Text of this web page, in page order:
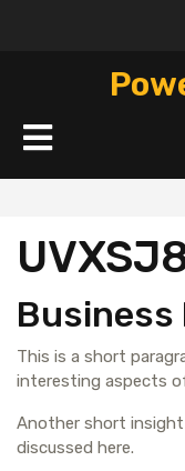
Кнопка
This is a short
interesting aspects
Another short insight
discussed here.